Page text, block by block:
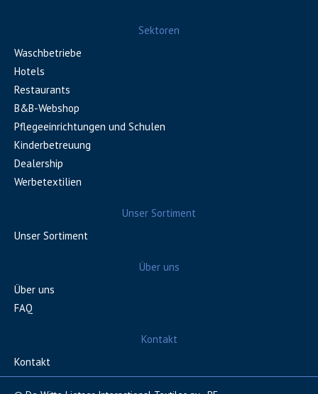
Sektoren
Waschbetriebe
Hotels
Restaurants
B&B-Webshop
Pflegeeinrichtungen und Schulen
Kinderbetreuung
Dealership
Werbetextilien
Unser Sortiment
Unser Sortiment
Über uns
Über uns
FAQ
Kontakt
Kontakt